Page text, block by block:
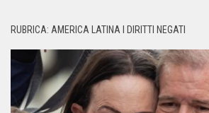
RUBRICA: AMERICA LATINA I DIRITTI NEGATI